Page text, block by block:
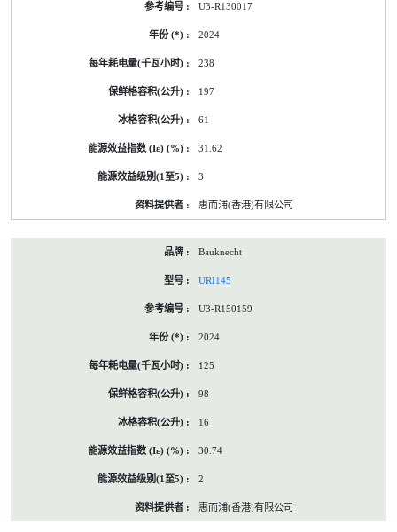
U3-R130017
2024
238
197
61
31.62
3
惠而浦(香港)有限公司
Bauknecht
URI145
U3-R150159
2024
125
98
16
30.74
2
惠而浦(香港)有限公司